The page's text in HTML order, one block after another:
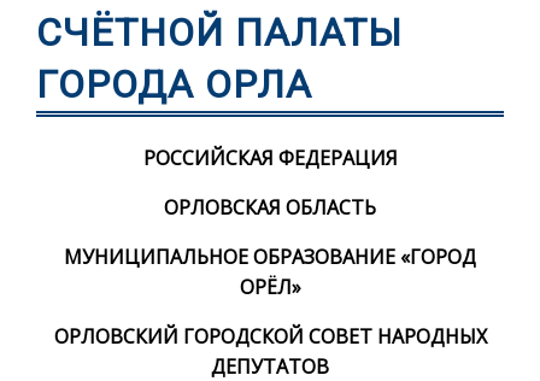
СЧЁТНОЙ ПАЛАТЫ
ГОРОДА ОРЛА
РОССИЙСКАЯ ФЕДЕРАЦИЯ
ОРЛОВСКАЯ ОБЛАСТЬ
МУНИЦИПАЛЬНОЕ ОБРАЗОВАНИЕ «ГОРОД
ОРЁЛ»
ОРЛОВСКИЙ ГОРОДСКОЙ СОВЕТ НАРОДНЫХ
ДЕПУТАТОВ